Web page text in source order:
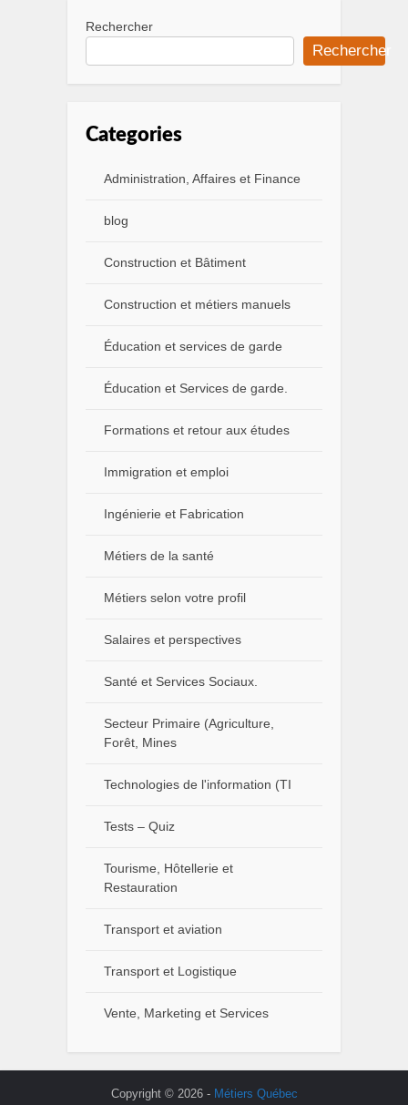
Rechercher
Rechercher
Categories
Administration, Affaires et Finance
blog
Construction et Bâtiment
Construction et métiers manuels
Éducation et services de garde
Éducation et Services de garde.
Formations et retour aux études
Immigration et emploi
Ingénierie et Fabrication
Métiers de la santé
Métiers selon votre profil
Salaires et perspectives
Santé et Services Sociaux.
Secteur Primaire (Agriculture,
Forêt, Mines
Technologies de l'information (TI
Tests – Quiz
Tourisme, Hôtellerie et
Restauration
Transport et aviation
Transport et Logistique
Vente, Marketing et Services
Copyright © 2026 - Métiers Québec